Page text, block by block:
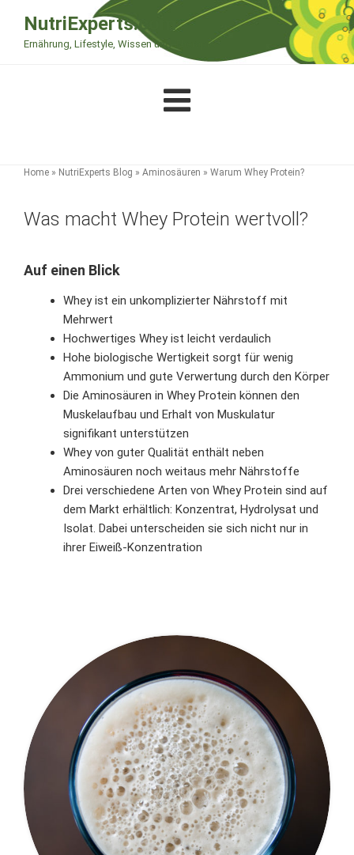
Inhalt
springen
NutriExperts.com
Ernährung, Lifestyle, Wissen und Therapie
Home » NutriExperts Blog » Aminosäuren » Warum Whey Protein?
Was macht Whey Protein wertvoll?
Auf einen Blick
Whey ist ein unkomplizierter Nährstoff mit
Mehrwert
Hochwertiges Whey ist leicht verdaulich
Hohe biologische Wertigkeit sorgt für wenig
Ammonium und gute Verwertung durch den Körper
Die Aminosäuren in Whey Protein können den
Muskelaufbau und Erhalt von Muskulatur
signifikant unterstützen
Whey von guter Qualität enthält neben
Aminosäuren noch weitaus mehr Nährstoffe
Drei verschiedene Arten von Whey Protein sind auf
dem Markt erhältlich: Konzentrat, Hydrolysat und
Isolat. Dabei unterscheiden sie sich nicht nur in
ihrer Eiweiß-Konzentration